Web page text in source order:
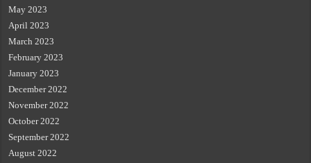
May 2023
April 2023
March 2023
February 2023
January 2023
December 2022
November 2022
October 2022
September 2022
August 2022